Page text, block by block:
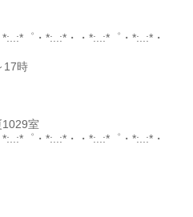
゜・*:..:*・・*:..:*゜・*:..:*・
17時
室
゜・*:..:*・・*:..:*゜・*:..:*・